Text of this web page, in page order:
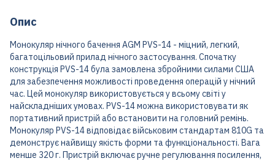
Опис
Монокуляр нічного бачення AGM PVS-14 - міцний, легкий,
багатоцільовий прилад нічного застосування. Спочатку
конструкція PVS-14 була замовлена збройними силами США
для забезпечення можливості проведення операцій у нічний
час. Цей монокуляр використовується у всьому світі у
найскладніших умовах. PVS-14 можна використовувати як
портативний пристрій або встановити на головний ремінь.
Монокуляр PVS-14 відповідає військовим стандартам 810G та
демонструє найвищу якість форми та функціональності. Вага
менше 320 г. Пристрій включає ручне регулювання посилення,